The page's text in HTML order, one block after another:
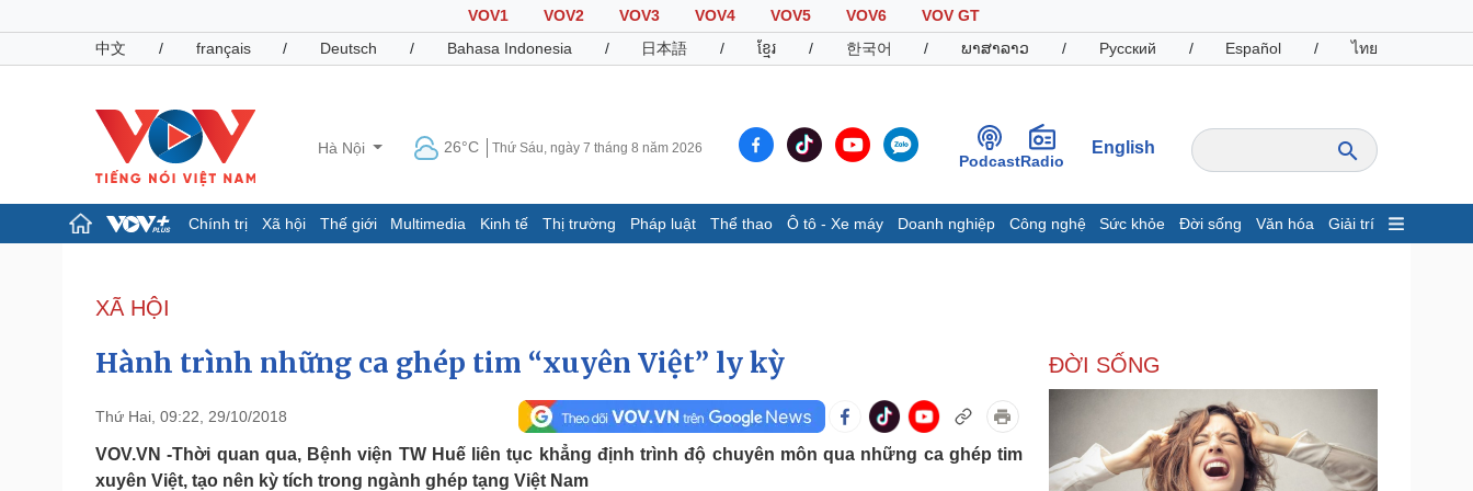
VOV1 VOV2 VOV3 VOV4 VOV5 VOV6
VOV GT
中文
/ français / Deutsch / Bahasa Indonesia / 日本語 / ខ្មែរ / 한국어 / ພາສາລາວ / Русский / Español / ไทย
Hà Nội 26°C Thứ Sáu, ngày 7 tháng 8 năm 2026
PodcastRadio
English
Chính trị Xã hội Thế giới Multimedia Kinh tế Thị trường Pháp luật Thể thao Ô tô - Xe máy Doanh nghiệp Công nghệ Sức khỏe Đời sống Văn hóa Giải trí
Đảng
Tổ chức nhân sự
Nhận diện sự thật
Dấu ấn VOV
Infographic
Giá cà phê
Pháp luật
Vụ án
Quân sự - Quốc phòng
Vũ khí
Thể thao
Bóng đá
Ô tô - Xe máy
Doanh nghiệp
Thông tin doanh nghiệp
Công nghệ
Sành điệu
XÃ HỘI
Hành trình những ca ghép tim “xuyên Việt” ly kỳ
Thứ Hai, 09:22, 29/10/2018
VOV.VN -Thời quan qua, Bệnh viện TW Huế liên tục khẳng định trình độ chuyên môn qua những ca ghép tim
xuyên Việt, tạo nên kỳ tích trong ngành ghép tạng Việt Nam
ĐỜI SỐNG